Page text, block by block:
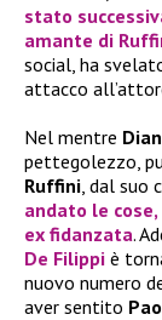
stato
amante di
social, ha
attacco
Nel mentre
pettegolezzo,
Ruffini, dal suo
andato le
ex fidanzata.
De Filippi è
nuovo numero
aver sentito